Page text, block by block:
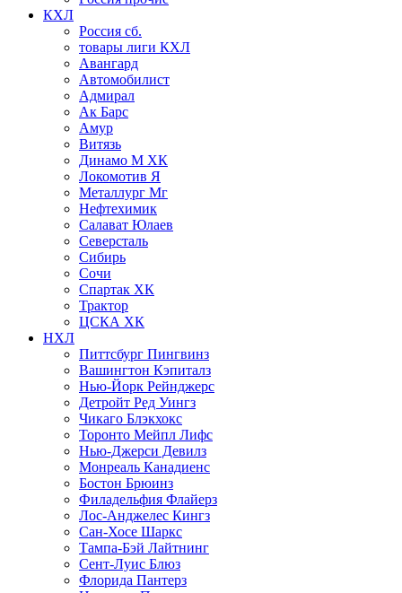
КХЛ
Россия сб.
товары лиги КХЛ
Авангард
Автомобилист
Адмирал
Ак Барс
Амур
Витязь
Динамо М ХК
Локомотив Я
Металлург Мг
Нефтехимик
Салават Юлаев
Северсталь
Сибирь
Сочи
Спартак ХК
Трактор
ЦСКА ХК
НХЛ
Питтсбург Пингвинз
Вашингтон Кэпиталз
Нью-Йорк Рейнджерс
Детройт Ред Уингз
Чикаго Блэкхокс
Торонто Мейпл Лифс
Нью-Джерси Девилз
Монреаль Канадиенс
Бостон Брюинз
Филадельфия Флайерз
Лос-Анджелес Кингз
Сан-Хосе Шаркс
Тампа-Бэй Лайтнинг
Сент-Луис Блюз
Флорида Пантерз